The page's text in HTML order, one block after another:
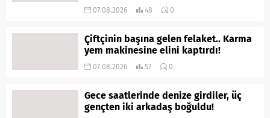
07.08.2026 48 0
Çiftçinin başına gelen felaket.. Karma
yem makinesine elini kaptırdı!
07.08.2026 57 0
Gece saatlerinde denize girdiler, üç
gençten iki arkadaş boğuldu!